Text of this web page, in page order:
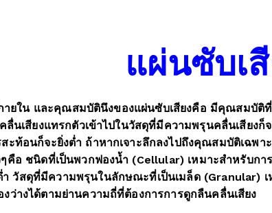
แผ่นซับเ
ใน และคุณสมบัตินึงของแผ่นซับเสียงคือ มีคุณสมบัติที่
ลื่นเสียงแทรกตัวเข้าไปในวัสดุที่มีความพรุนคลื่นเสีย
ะท้อนก็จะยิ่งต่ำ ถ้าหากเจาะลึกลงไปถึงคุณสมบัติเฉพ
คือ ชนิดที่เป็นพวกฟองน้ำ (Cellular) เหมาะสำหรับก
วัสดุที่มีความพรุนในลักษณะที่เป็นเมล็ด (Granular)
ว่างได้ตามย่านความถี่ที่ต้องการการดูกลืนคลื่นเสียง